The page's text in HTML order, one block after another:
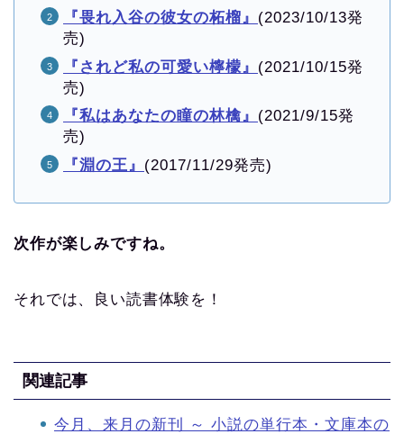
『畏れ入谷の彼女の柘榴』 (2023/10/13発
売)
『されど私の可愛い檸檬』 (2021/10/15発
売)
『私はあなたの瞳の林檎』 (2021/9/15発
売)
『淵の王』 (2017/11/29発売)
次作が楽しみですね。
それでは、良い読書体験を！
関連記事
今月、来月の新刊 ～ 小説の単行本・文庫本の